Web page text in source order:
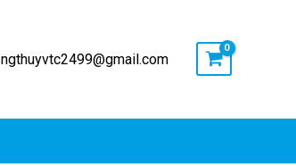
ngthuyvtc2499@gmail.com